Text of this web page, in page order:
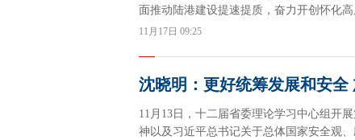
面推动陆港建设提速提质，奋力开创怀化高
11月17日 09:25
沈晓明：更好统筹发展和安
11月13日，十二届省委理论学习中心组开
神以及习近平总书记关于总体国家安全观